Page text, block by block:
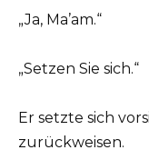
„Ja, Ma’am.“
„Setzen Sie sich.“
Er setzte sich
zurückweisen.